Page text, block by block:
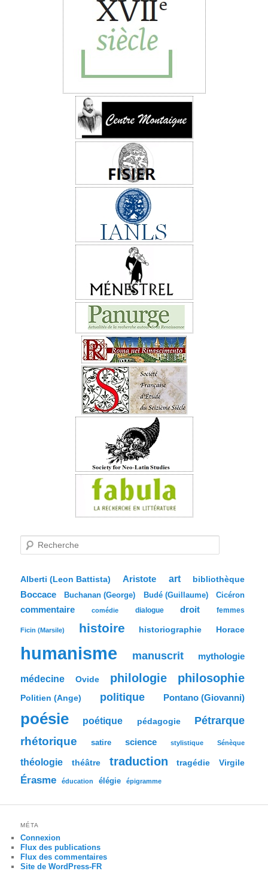
e
r
c
e
Alberti (Leon Battista) Aristote art bibliothèque
Boccace Buchanan (George) Budé (Guillaume) Cicéron
commentaire comédie dialogue droit femmes
Ficin (Marsile) histoire historiographie Horace
humanisme manuscrit mythologie
médecine Ovide philologie philosophie
Politien (Ange) politique Pontano (Giovanni)
poésie poétique pédagogie Pétrarque
rhétorique satire science stylistique Sénèque
théologie théâtre traduction tragédie Virgile
Érasme éducation élégie épigramme
MÉTA
Connexion
Flux des publications
Flux des commentaires
Site de WordPress-FR